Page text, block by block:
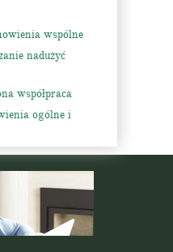
wspólne
nadużyć
współpraca
ogólne i